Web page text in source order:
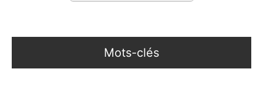
Mots-clés